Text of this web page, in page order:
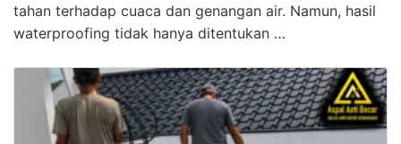
tahan terhadap cuaca dan genangan air. Namun, hasil
waterproofing tidak hanya ditentukan …